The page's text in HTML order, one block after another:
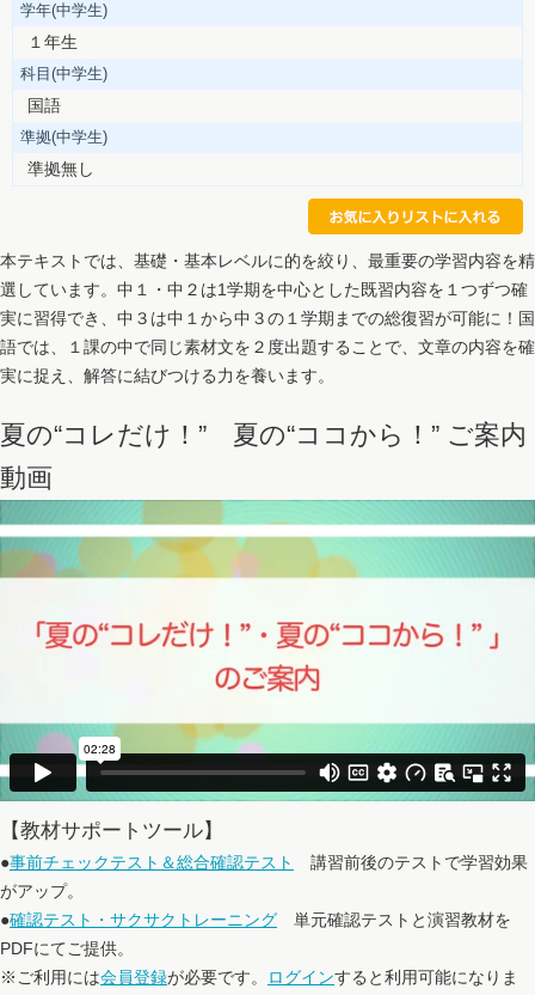
学年(中学生)
１年生
科目(中学生)
国語
準拠(中学生)
準拠無し
本テキストでは、基礎・基本レベルに的を絞り、最重要の学習内容を精
選しています。中１・中２は1学期を中心とした既習内容を１つずつ確
実に習得でき、中３は中１から中３の１学期までの総復習が可能に！国
語では、１課の中で同じ素材文を２度出題することで、文章の内容を確
実に捉え、解答に結びつける力を養います。
夏の“コレだけ！” 夏の“ココから！” ご案内
動画
【教材サポートツール】
●事前チェックテスト＆総合確認テスト
講習前後のテストで学習効果
がアップ。
●確認テスト・サクサクトレーニング 単元確認テストと演習教材を
PDFにてご提供。
※ご利用には会員登録が必要です。 ログインすると利用可能になりま